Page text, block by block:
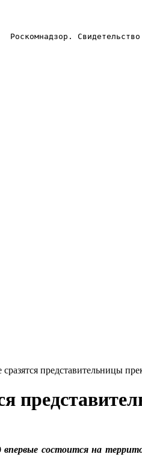
Роскомнадзор.
представительницы
состоится на